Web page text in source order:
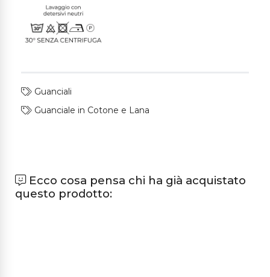
Guanciali
Guanciale in Cotone e Lana
Ecco cosa pensa chi ha già acquistato
questo prodotto: